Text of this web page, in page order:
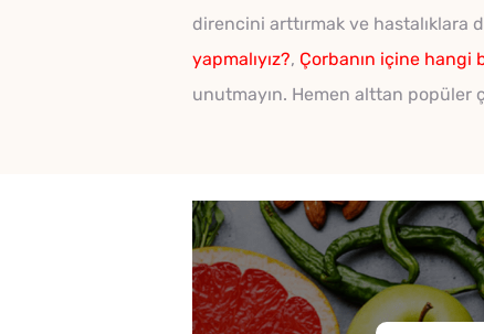
direncini arttırmak ve hastalıklara
yapmalıyız?, Çorbanın içine hangi
unutmayın. Hemen alttan popüler